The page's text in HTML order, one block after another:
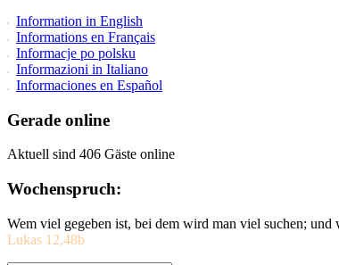
Information in English
Informations en Français
Informacje po polsku
Informazioni in Italiano
Informaciones en Español
Gerade online
Aktuell sind 406 Gäste online
Wochenspruch:
Wem viel gegeben ist, bei dem wird man viel suchen;
Lukas 12,48b